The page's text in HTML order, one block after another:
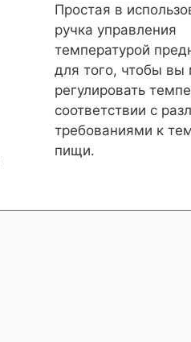
Простая в
ручка управления
температурой
для того, чтобы вы
регулировать
соответствии с
требованиями к
пищи.